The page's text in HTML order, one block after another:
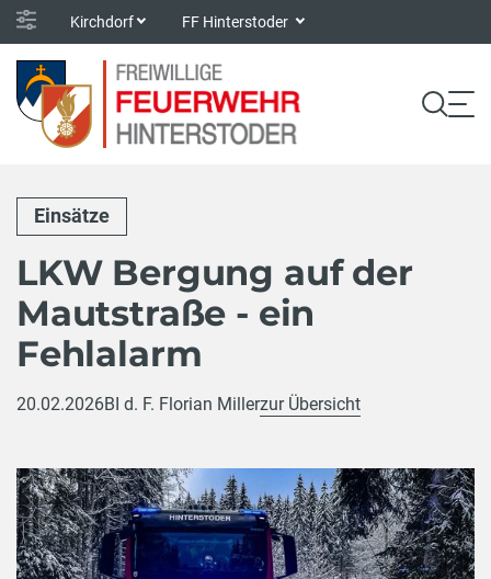
Kirchdorf FF Hinterstoder
Einsätze
LKW Bergung auf der
Mautstraße - ein
Fehlalarm
20.02.2026BI d. F. Florian Millerzur Übersicht